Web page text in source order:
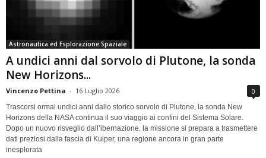
Astronautica ed Esplorazione Spaziale
A undici anni dal sorvolo di Plutone, la sonda
New Horizons...
Vincenzo Pettina - 16 Luglio 2026 0
Trascorsi ormai undici anni dallo storico sorvolo di Plutone, la sonda New
Horizons della NASA continua il suo viaggio ai confini del Sistema Solare.
Dopo un nuovo risveglio dall’ibernazione, la missione si prepara a trasmettere
dati preziosi dalla fascia di Kuiper, una regione ancora in gran parte
inesplorata